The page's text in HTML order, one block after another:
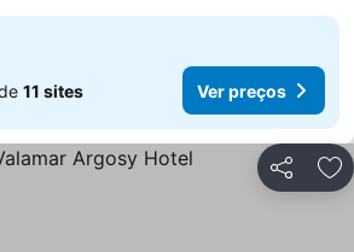
11 sites Ver preços
Partilhar